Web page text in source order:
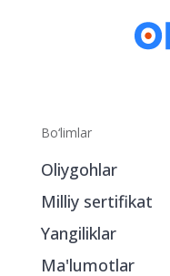
Bo‘limlar
Oliygohlar
Milliy sertifikat
Yangiliklar
Ma'lumotlar